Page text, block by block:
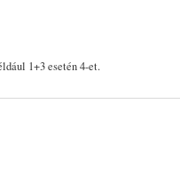
1+3 esetén 4-et.